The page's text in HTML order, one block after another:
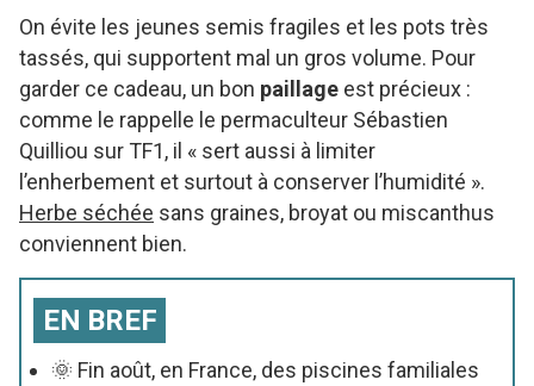
On évite les jeunes semis fragiles et les pots très
tassés, qui supportent mal un gros volume. Pour
garder ce cadeau, un bon paillage est précieux :
comme le rappelle le permaculteur Sébastien
Quilliou sur TF1, il « sert aussi à limiter
l’enherbement et surtout à conserver l’humidité ».
Herbe séchée sans graines, broyat ou miscanthus
conviennent bien.
EN BREF
🌞 Fin août, en France, des piscines familiales